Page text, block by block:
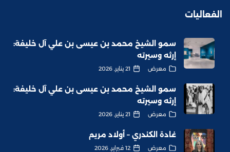
الفعاليات
سمو الشيخ محمد بن عيسى بن علي آل خليفة:
إرثه وسيرته
معرض 21 يناير, 2026
سمو الشيخ محمد بن عيسى بن علي آل خليفة:
إرثه وسيرته
معرض 21 يناير, 2026
غادة الكندري – أولاد مريم
معرض 12 فبراير, 2026